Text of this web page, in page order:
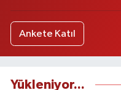
Ankete Katıl
Yükleniyor...